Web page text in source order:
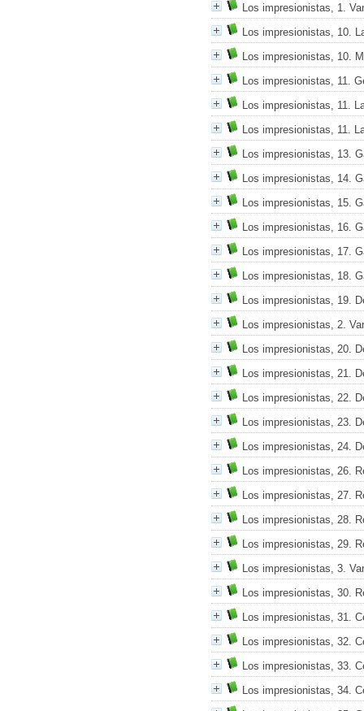
Los impresionistas, 1.
Los impresionistas, 10.
Los impresionistas, 10.
Los impresionistas, 11.
Los impresionistas, 11.
Los impresionistas, 11.
Los impresionistas, 13.
Los impresionistas, 14.
Los impresionistas, 15.
Los impresionistas, 16.
Los impresionistas, 17.
Los impresionistas, 18.
Los impresionistas, 19.
Los impresionistas, 2.
Los impresionistas, 20.
Los impresionistas, 21.
Los impresionistas, 22.
Los impresionistas, 23.
Los impresionistas, 24.
Los impresionistas, 26.
Los impresionistas, 27.
Los impresionistas, 28.
Los impresionistas, 29.
Los impresionistas, 3.
Los impresionistas, 30.
Los impresionistas, 31.
Los impresionistas, 32.
Los impresionistas, 33.
Los impresionistas, 34.